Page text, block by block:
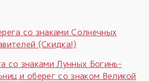
со знаками Солнечных
(Скидка!)
со знаками Лунных Богинь-
и оберег со знаком Великой